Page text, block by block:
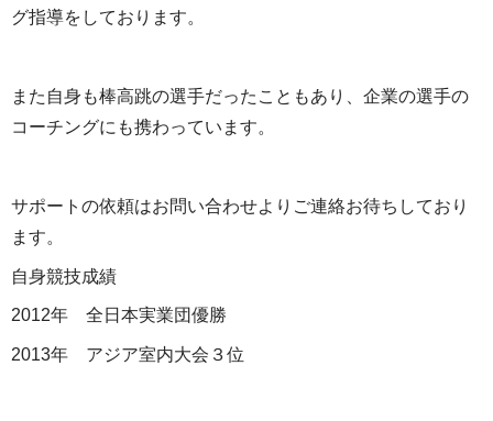
グ指導をしております。
また自身も棒高跳の選手だったこともあり、企業の選手の
コーチングにも携わっています。
サポートの依頼はお問い合わせよりご連絡お待ちしており
ます。
自身競技成績
2012年 全日本実業団優勝
2013年 アジア室内大会３位